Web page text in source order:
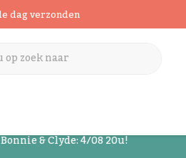
dag verzonden
& Clyde: 4/08 20u!